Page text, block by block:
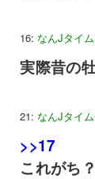
16:なんJタイ
実際昔の
21:なんJタイ
>>17
これがち？